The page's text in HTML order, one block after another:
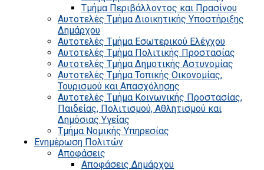
Τμήμα Περιβάλλοντος και Πρασίνου
Αυτοτελές Τμήμα Διοικητικής Υποστήριξης
Δημάρχου
Αυτοτελές Τμήμα Εσωτερικού Ελέγχου
Αυτοτελές Τμήμα Πολιτικής Προστασίας
Αυτοτελές Τμήμα Δημοτικής Αστυνομίας
Αυτοτελές Τμήμα Τοπικής Οικονομίας,
Τουρισμού και Απασχόλησης
Αυτοτελές Τμήμα Κοινωνικής Προστασίας,
Παιδείας, Πολιτισμού, Αθλητισμού και
Δημόσιας Υγείας
Τμήμα Νομικής Υπηρεσίας
Ενημέρωση Πολιτών
Αποφάσεις
Αποφάσεις Δημάρχου